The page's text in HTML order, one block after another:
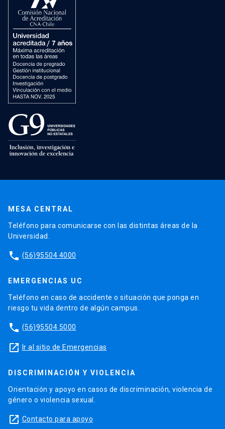
MESA CENTRAL
Teléfono para comunicarse con las distintas áreas de la
Universidad.
phone (56)95504 4000
EMERGENCIAS UC
Teléfono en caso de accidente o situación que ponga en
riesgo tu vida dentro de algún campus.
phone (56)95504 5000
launch Ir al sitio de Emergencias
DISCRIMINACIÓN Y VIOLENCIA
Orientación y apoyo en casos de discriminación, violencia de
género o violencia sexual.
launch Contacto para apoyo